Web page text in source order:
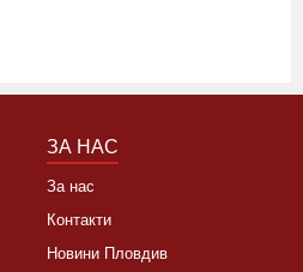
ЗА НАС
За нас
Контакти
Новини Пловдив